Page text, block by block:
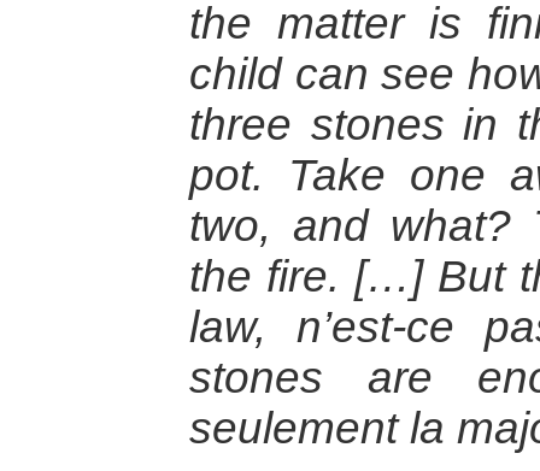
the matter is
child can see
three stones in
pot. Take one
two, and what?
the fire. […] But
law, n’est-ce
stones are
seulement la